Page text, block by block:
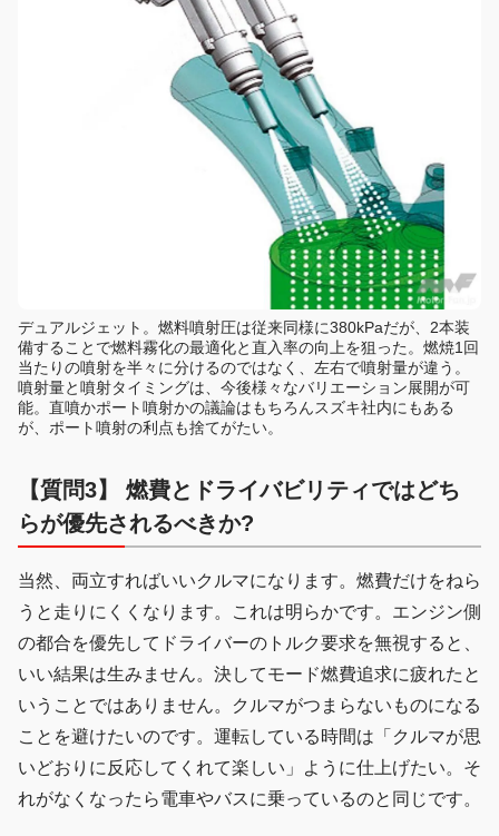
デュアルジェット。燃料噴射圧は従来同様に380kPaだが、2本装
備することで燃料霧化の最適化と直入率の向上を狙った。燃焼1回
当たりの噴射を半々に分けるのではなく、左右で噴射量が違う。
噴射量と噴射タイミングは、今後様々なバリエーション展開が可
能。直噴かポート噴射かの議論はもちろんスズキ社内にもある
が、ポート噴射の利点も捨てがたい。
【質問3】 燃費とドライバビリティではどち
らが優先されるべきか?
当然、両立すればいいクルマになります。燃費だけをねら
うと走りにくくなります。これは明らかです。エンジン側
の都合を優先してドライバーのトルク要求を無視すると、
いい結果は生みません。決してモード燃費追求に疲れたと
いうことではありません。クルマがつまらないものになる
ことを避けたいのです。運転している時間は「クルマが思
いどおりに反応してくれて楽しい」ように仕上げたい。そ
れがなくなったら電車やバスに乗っているのと同じです。